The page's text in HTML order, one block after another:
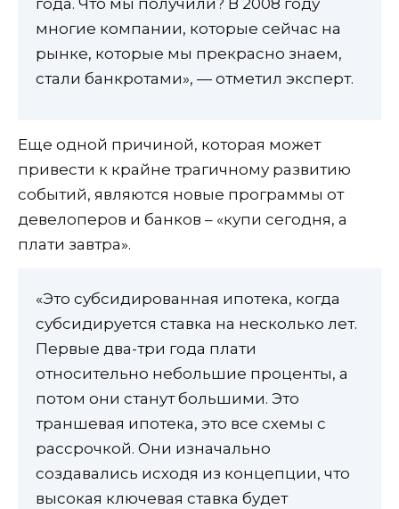
года. Что мы получили? В 2008 году
многие компании, которые сейчас на
рынке, которые мы прекрасно знаем,
стали банкротами», — отметил эксперт.
Еще одной причиной, которая может
привести к крайне трагичному развитию
событий, являются новые программы от
девелоперов и банков – «купи сегодня, а
плати завтра».
«Это субсидированная ипотека, когда
субсидируется ставка на несколько лет.
Первые два-три года плати
относительно небольшие проценты, а
потом они станут большими. Это
траншевая ипотека, это все схемы с
рассрочкой. Они изначально
создавались исходя из концепции, что
высокая ключевая ставка будет